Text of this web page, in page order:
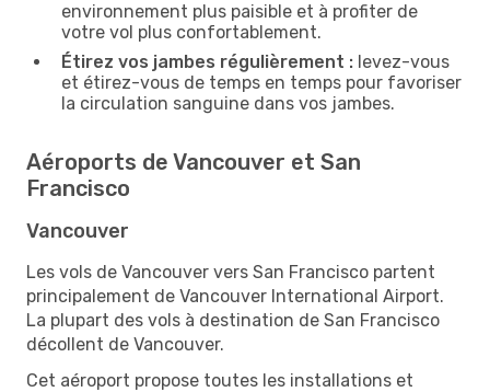
environnement plus paisible et à profiter de
votre vol plus confortablement.
Étirez vos jambes régulièrement : levez-vous
et étirez-vous de temps en temps pour favoriser
la circulation sanguine dans vos jambes.
Aéroports de Vancouver et San
Francisco
Vancouver
Les vols de Vancouver vers San Francisco partent
principalement de Vancouver International Airport.
La plupart des vols à destination de San Francisco
décollent de Vancouver.
Cet aéroport propose toutes les installations et